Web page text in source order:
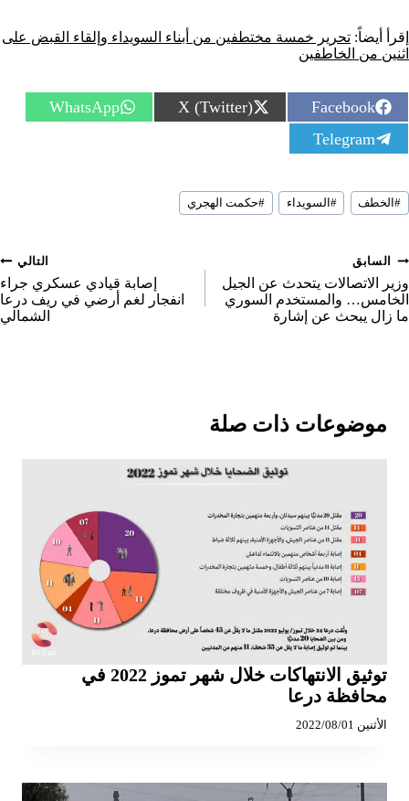
إقرأ أيضاً: تحرير خمسة مختطفين من أبناء السويداء وإلقاء القبض على
اثنين من الخاطفين
S
h
a
r
o
n
Facebook
S
h
o
n
X (Twitter)
S
h
WhatsApp
S
h
r
e
o
Telegram
وسوم
المقال:
#الخطف # السويداء #حكمت الهجري
تصفّح
المقالات
السابق
وزير الاتصالات يتحدث عن الجيل
الخامس… والمستخدم السوري
ما زال يبحث عن إشارة
التالي
إصابة قيادي عسكري جراء
انفجار لغم أرضي في ريف درعا
الشمالي
موضوعات ذات صلة
توثيق الانتهاكات خلال شهر تموز 2022 في
محافظة درعا
الأثنين 2022/08/01